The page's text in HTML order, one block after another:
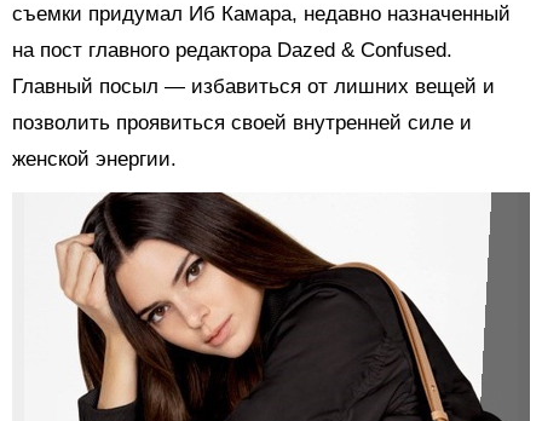
съемки придумал Иб Камара, недавно назначенный
на пост главного редактора Dazed & Confused.
Главный посыл — избавиться от лишних вещей и
позволить проявиться своей внутренней силе и
женской энергии.